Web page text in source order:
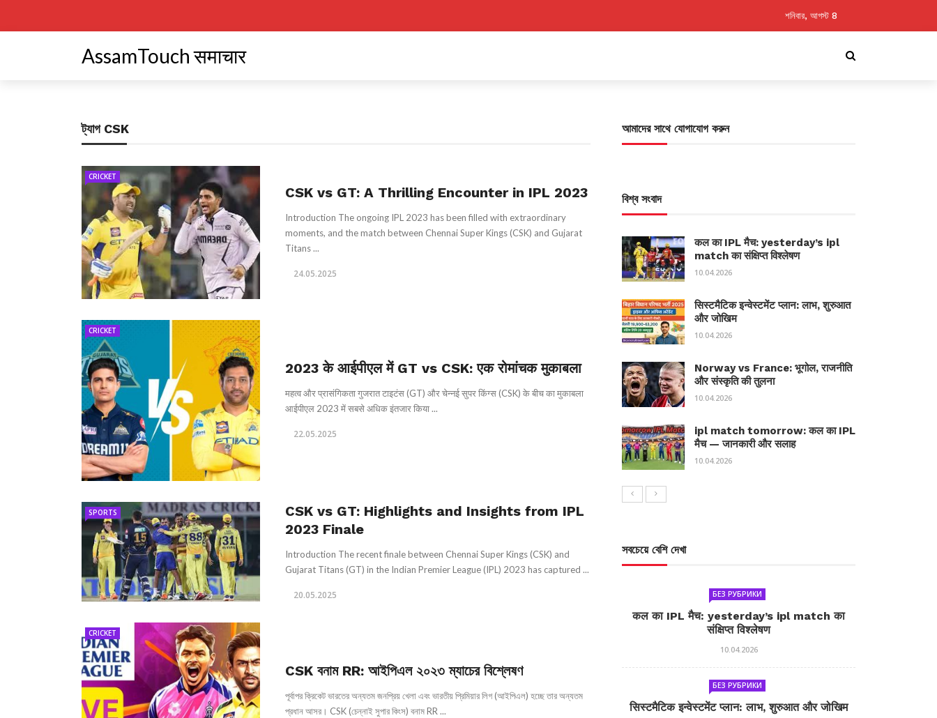
শনিবার, আগস্ট 8
AssamTouch समाचार
ট্যাগ CSK
CRICKET
CSK vs GT: A Thrilling Encounter in IPL 2023
Introduction The ongoing IPL 2023 has been filled with extraordinary
moments, and the match between Chennai Super Kings (CSK) and Gujarat
Titans ...
24.05.2025
CRICKET
2023 के आईपीएल में GT vs CSK: एक रोमांचक मुकाबला
महत्व और प्रासंगिकता गुजरात टाइटंस (GT) और चेन्नई सुपर किंग्स (CSK) के बीच का मुकाबला
आईपीएल 2023 में सबसे अधिक इंतजार किया ...
22.05.2025
SPORTS
CSK vs GT: Highlights and Insights from IPL
2023 Finale
Introduction The recent finale between Chennai Super Kings (CSK) and
Gujarat Titans (GT) in the Indian Premier League (IPL) 2023 has captured ...
20.05.2025
CRICKET
CSK বনাম RR: আইপিএল ২০২৩ ম্যাচের বিশ্লেষণ
পূর্বাপর ক্রিকেট ভারতের অন্যতম জনপ্রিয় খেলা এবং ভারতীয় প্রিমিয়ার লিগ (আইপিএল) হচ্ছে তার অন্যতম
প্রধান আসর। CSK (চেন্নাই সুপার কিংস) বনাম RR ...
আমাদের সাথে যোগাযোগ করুন
বিশ্ব সংবাদ
कल का IPL मैच: yesterday’s ipl
match का संक्षिप्त विश्लेषण
10.04.2026
सिस्टमैटिक इन्वेस्टमेंट प्लान: लाभ, शुरुआत
और जोखिम
10.04.2026
Norway vs France: भूगोल, राजनीति
और संस्कृति की तुलना
10.04.2026
ipl match tomorrow: कल का IPL
मैच — जानकारी और सलाह
10.04.2026
সবচেয়ে বেশি দেখা
БЕЗ РУБРИКИ
कल का IPL मैच: yesterday’s ipl match का
संक्षिप्त विश्लेषण
10.04.2026
БЕЗ РУБРИКИ
सिस्टमैटिक इन्वेस्टमेंट प्लान: लाभ, शुरुआत और जोखिम